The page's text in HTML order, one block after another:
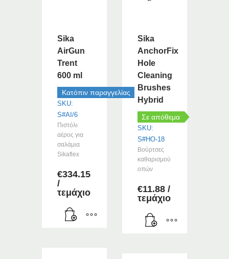
Sika
AirGun
Trent
600 ml
Κατόπιν παραγγελίας
SKU:
S#AI/6
Πιστόλι
αέρος για
σαλάμια
Sikaflex
€334.15
/
τεμάχιο
Sika
AnchorFix
Hole
Cleaning
Brushes
Hybrid
Σε απόθεμα
SKU:
S#HO-18
Βούρτσες
καθαρισμού
οπών
€11.88 /
τεμάχιο